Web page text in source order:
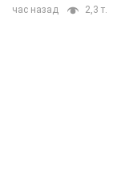
час назад 2,3 т.